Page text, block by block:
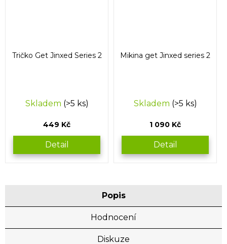
Tričko Get Jinxed Series 2
Skladem (>5 ks)
449 Kč
Detail
Mikina get Jinxed series 2
Skladem (>5 ks)
1 090 Kč
Detail
Popis
Hodnocení
Diskuze